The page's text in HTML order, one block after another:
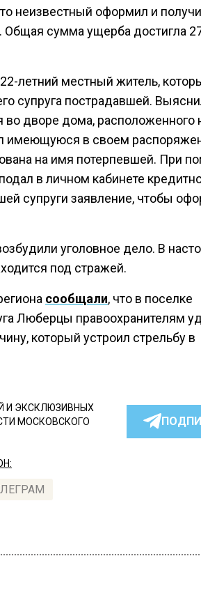
неизвестный оформил и
Общая сумма ущерба достигла
летний местный житель,
супруга пострадавшей.
дворе дома, расположенного
имеющуюся в своем
на имя потерпевшей. При
в личном кабинете
супруги заявление, чтобы
уголовное дело. В
под стражей.
сообщали, что в поселке
Люберцы правоохранителям
который устроил стрельбу в
И ЭКСКЛЮЗИВНЫХ
МОСКОВСКОГО